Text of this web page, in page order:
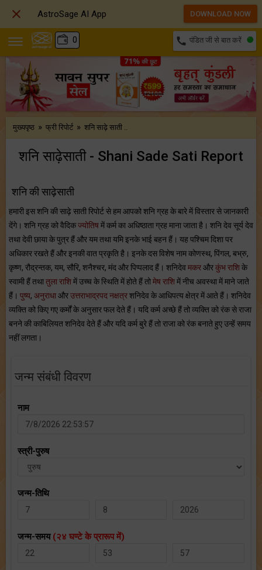
0 call पंडित जी से बात करें
मुख्यपृष्ठ » फ्री रिपोर्ट » शनि साढ़े साती ..
शनि साढ़ेसाती - Shani Sade Sati Report
शनि की साढ़ेसाती
हमारी इस शनि की साढ़े साती रिपोर्ट से हम आपको शनि ग्रह के बारे में विस्तार से जानकारी
देंगे। शनि ग्रह को वैदिकज्योतिषमें कर्म का अधिष्ठाता ग्रह माना जाता है। शनि देव सूर्य देव
तथा देवी छाया के पुत्र हैं और यम तथा यमि इनके भाई बहन हैं। यह पश्चिम दिशा पर
अधिकार रखते हैं और इनकी वात प्रकृति है। इनके दस विशेष नाम कोणस्थ, पिंगल, बभ्रु,
कृष्ण, रौद्रन्तक, यम, सौरि, शनैश्चर, मंद और पिप्पलाद हैं। शनिदेवमकरऔरकुंभ राशिके
स्वामी हैं तथातुला राशिमें उच्च के स्थिति में होते हैं तोमेष राशिमें नीच अवस्था में माने जाते
हैं। पुष्य, अनुराधाऔरउत्तराभाद्रपदनक्षत्रशनिदेव के आधिपत्य क्षेत्र में आते हैं। शनिदेव
व्यक्ति को किए गए कर्मों के अनुसार फल देते हैं। यदि कर्म अच्छे हैं तो व्यक्ति को रंक से राजा
बनने की काबिलियत शनिदेव देते हैं और यदि कर्म बुरे हैं तो राजा को रंक बनाते हुए उन्हें समय
नहीं लगता।
जन्म संबंधी विवरण
नाम
स्त्री-पुरुष
जन्म-तिथि
जन्म-समय (२४ घण्टे के प्रारूप में)
 AstroSage AI App DOWNLOAD NOW